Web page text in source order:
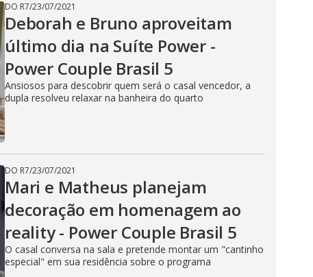
DO R7/23/07/2021
Deborah e Bruno aproveitam
último dia na Suíte Power -
Power Couple Brasil 5
Ansiosos para descobrir quem será o casal vencedor, a
dupla resolveu relaxar na banheira do quarto
DO R7/23/07/2021
Mari e Matheus planejam
decoração em homenagem ao
reality - Power Couple Brasil 5
O casal conversa na sala e pretende montar um "cantinho
especial" em sua residência sobre o programa